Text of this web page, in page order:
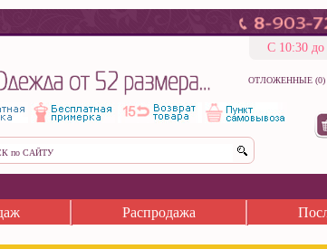
С 10:30 до
ОТЛОЖЕННЫЕ (0)
Распродажа